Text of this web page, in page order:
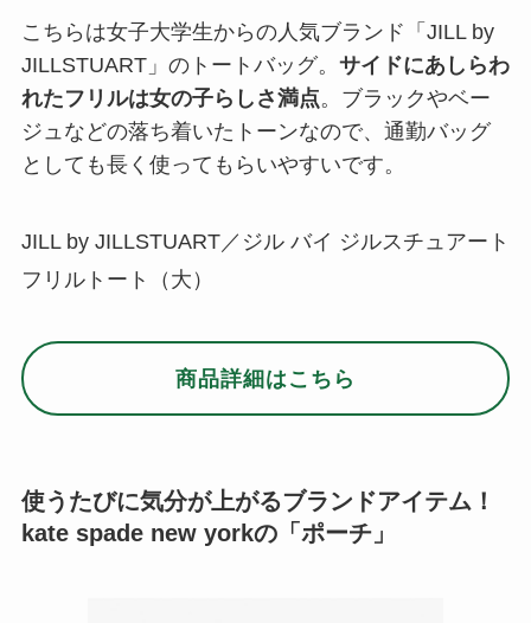
こちらは女子大学生からの人気ブランド「JILL by
JILLSTUART」のトートバッグ。 サイドにあしらわ
れたフリルは女の子らしさ満点。ブラックやベー
ジュなどの落ち着いたトーンなので、通勤バッグ
としても長く使ってもらいやすいです。
JILL by JILLSTUART／ジル バイ ジルスチュアート
フリルトート（大）
商品詳細はこちら
使うたびに気分が上がるブランドアイテム！
kate spade new yorkの「ポーチ」